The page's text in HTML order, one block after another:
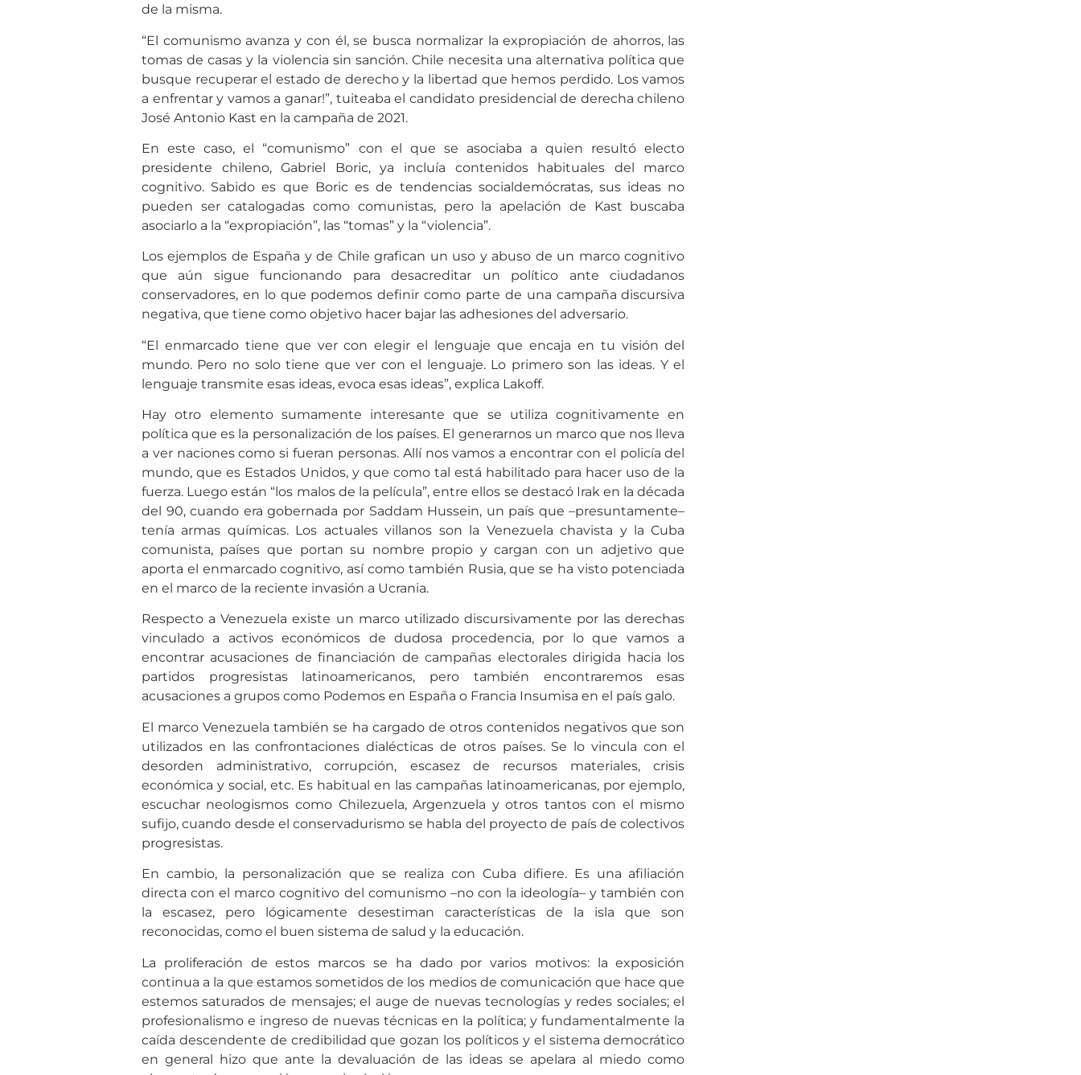
de la misma.
“El comunismo avanza y con él, se busca normalizar la expropiación de ahorros, las
tomas de casas y la violencia sin sanción. Chile necesita una alternativa política que
busque recuperar el estado de derecho y la libertad que hemos perdido. Los vamos
a enfrentar y vamos a ganar!”, tuiteaba el candidato presidencial de derecha chileno
José Antonio Kast en la campaña de 2021.
En este caso, el “comunismo” con el que se asociaba a quien resultó electo
presidente chileno, Gabriel Boric, ya incluía contenidos habituales del marco
cognitivo. Sabido es que Boric es de tendencias socialdemócratas, sus ideas no
pueden ser catalogadas como comunistas, pero la apelación de Kast buscaba
asociarlo a la “expropiación”, las “tomas” y la “violencia”.
Los ejemplos de España y de Chile grafican un uso y abuso de un marco cognitivo
que aún sigue funcionando para desacreditar un político ante ciudadanos
conservadores, en lo que podemos definir como parte de una campaña discursiva
negativa, que tiene como objetivo hacer bajar las adhesiones del adversario.
“El enmarcado tiene que ver con elegir el lenguaje que encaja en tu visión del
mundo. Pero no solo tiene que ver con el lenguaje. Lo primero son las ideas. Y el
lenguaje transmite esas ideas, evoca esas ideas”, explica Lakoff.
Hay otro elemento sumamente interesante que se utiliza cognitivamente en
política que es la personalización de los países. El generarnos un marco que nos lleva
a ver naciones como si fueran personas. Allí nos vamos a encontrar con el policía del
mundo, que es Estados Unidos, y que como tal está habilitado para hacer uso de la
fuerza. Luego están “los malos de la película”, entre ellos se destacó Irak en la década
del 90, cuando era gobernada por Saddam Hussein, un país que –presuntamente–
tenía armas químicas. Los actuales villanos son la Venezuela chavista y la Cuba
comunista, países que portan su nombre propio y cargan con un adjetivo que
aporta el enmarcado cognitivo, así como también Rusia, que se ha visto potenciada
en el marco de la reciente invasión a Ucrania.
Respecto a Venezuela existe un marco utilizado discursivamente por las derechas
vinculado a activos económicos de dudosa procedencia, por lo que vamos a
encontrar acusaciones de financiación de campañas electorales dirigida hacia los
partidos progresistas latinoamericanos, pero también encontraremos esas
acusaciones a grupos como Podemos en España o Francia Insumisa en el país galo.
El marco Venezuela también se ha cargado de otros contenidos negativos que son
utilizados en las confrontaciones dialécticas de otros países. Se lo vincula con el
desorden administrativo, corrupción, escasez de recursos materiales, crisis
económica y social, etc. Es habitual en las campañas latinoamericanas, por ejemplo,
escuchar neologismos como Chilezuela, Argenzuela y otros tantos con el mismo
sufijo, cuando desde el conservadurismo se habla del proyecto de país de colectivos
progresistas.
En cambio, la personalización que se realiza con Cuba difiere. Es una afiliación
directa con el marco cognitivo del comunismo –no con la ideología– y también con
la escasez, pero lógicamente desestiman características de la isla que son
reconocidas, como el buen sistema de salud y la educación.
La proliferación de estos marcos se ha dado por varios motivos: la exposición
continua a la que estamos sometidos de los medios de comunicación que hace que
estemos saturados de mensajes; el auge de nuevas tecnologías y redes sociales; el
profesionalismo e ingreso de nuevas técnicas en la política; y fundamentalmente la
caída descendente de credibilidad que gozan los políticos y el sistema democrático
en general hizo que ante la devaluación de las ideas se apelara al miedo como